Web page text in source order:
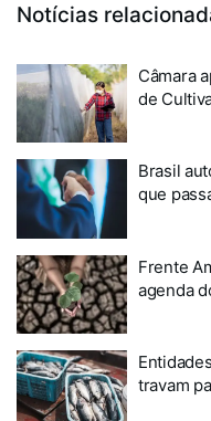
Notícias
Câmara
de
Brasil
que
Frente
agenda
travam